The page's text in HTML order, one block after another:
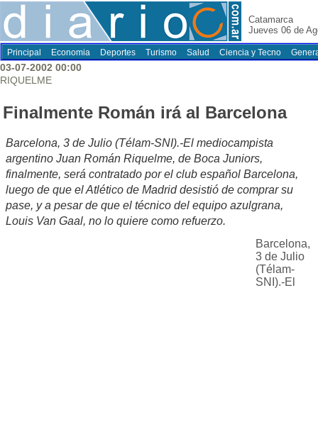
Catamarca
Jueves 06 de
Principal Economia Deportes Turismo Salud Ciencia y Tecno
03-07-2002 00:00
RIQUELME
Finalmente Román irá al Barcelona
Barcelona, 3 de Julio (Télam-SNI).-El mediocampista
argentino Juan Román Riquelme, de Boca Juniors,
finalmente, será contratado por el club español Barcelona,
luego de que el Atlético de Madrid desistió de comprar su
pase, y a pesar de que el técnico del equipo azulgrana,
Louis Van Gaal, no lo quiere como refuerzo.
Barcelona,
3 de Julio
(Télam-
SNI).-El